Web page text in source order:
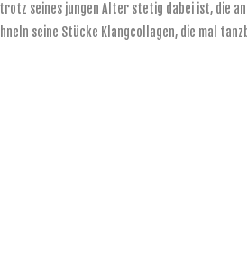
seines jungen Alter stetig dabei ist, die
seine Stücke Klangcollagen, die mal